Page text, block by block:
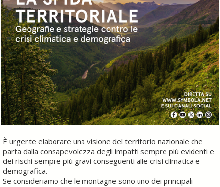
È urgente elaborare una visione del territorio nazionale che
parta dalla consapevolezza degli impatti sempre più evidenti e
dei rischi sempre più gravi conseguenti alle crisi climatica e
demografica.
Se consideriamo che le montagne sono uno dei principali